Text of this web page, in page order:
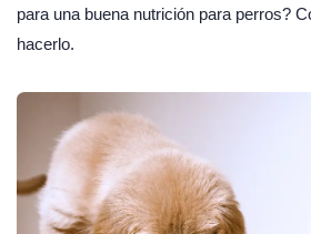
para una buena nutrición para perros?
hacerlo.